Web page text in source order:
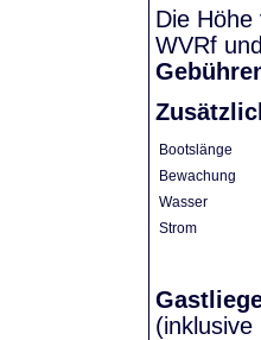
Die
WVRf
Bootslänge
Bewachung
Wasser
Strom